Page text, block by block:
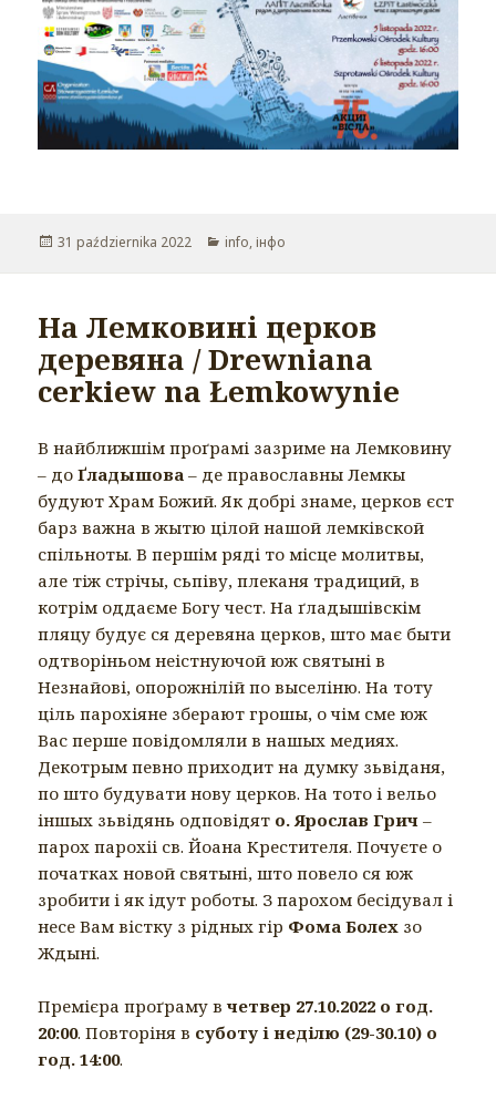
Opublikowano
31 października 2022 Kategorie
info, інфо
На Лемковині церков
деревяна / Drewniana
cerkiew na Łemkowynie
В найближшім проґрамі зазриме на Лемковину
– доҐладышова – де православны Лемкы
будуют Храм Божий. Як добрi знаме, церков єст
барз важна в жытю цілой нашой лемківской
спільноты. В першім ряді то місце молитвы,
але тіж стрічы, сьпіву, плеканя традиций, в
котрім оддаєме Богу чест. На ґладышівскім
пляцу будує ся деревяна церков, што має быти
одтворіньом неістнуючой юж святыні в
Незнайові, опорожнілій по выселіню. На тоту
ціль парохіяне зберают грошы, о чім сме юж
Вас перше повідомляли в нашых медиях.
Декотрым певно приходит на думку зьвiданя,
по што будувати нову церков. На тото і вельо
іншых зьвідянь одповідят о. Ярослав Грич –
парох парохіі св. Йоана Крестителя. Почуєте о
початках новой святынi, што повело ся юж
зробити і як ідут роботы. З парохом бесідувал і
несе Вам вістку з рідных гір Фома Болех зо
Ждыні.
Премієра проґраму вчетвер 27.10.2022 о год.
20:00. Повторіня в суботу і неділю (29-30.10) о
год. 14:00.